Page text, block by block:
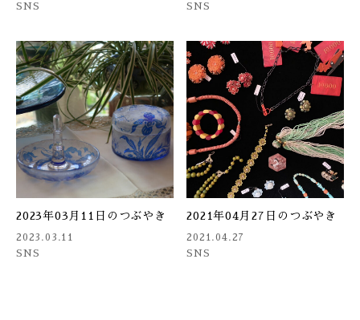
SNS
SNS
2023年03月11日のつぶやき
2023.03.11
SNS
2021年04月27日のつぶやき
2021.04.27
SNS